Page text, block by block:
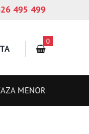
495 499
0
MENOR